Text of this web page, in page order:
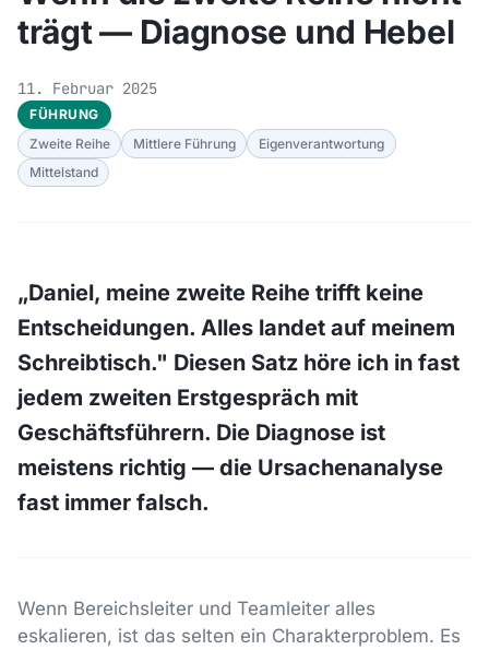
trägt — Diagnose und Hebel
11. Februar 2025
FÜHRUNG
Zweite Reihe
Mittlere Führung
Eigenverantwortung
Mittelstand
„Daniel, meine zweite Reihe trifft keine
Entscheidungen. Alles landet auf meinem
Schreibtisch." Diesen Satz höre ich in fast
jedem zweiten Erstgespräch mit
Geschäftsführern. Die Diagnose ist
meistens richtig — die Ursachenanalyse
fast immer falsch.
Wenn Bereichsleiter und Teamleiter alles
eskalieren, ist das selten ein Charakterproblem. Es